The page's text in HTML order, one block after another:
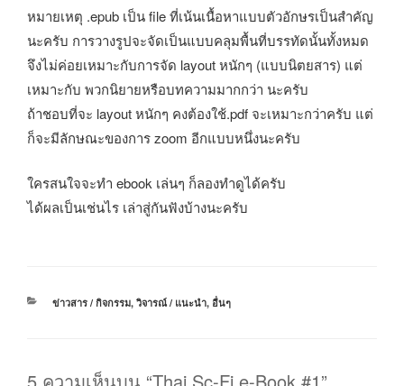
หมายเหตุ .epub เป็น file ที่เน้นเนื้อหาแบบตัวอักษรเป็นสำคัญ
นะครับ การวางรูปจะจัดเป็นแบบคลุมพื้นที่บรรทัดนั้นทั้งหมด
จึงไม่ค่อยเหมาะกับการจัด layout หนักๆ (แบบนิตยสาร) แต่
เหมาะกับ พวกนิยายหรือบทความมากกว่า นะครับ
ถ้าชอบที่จะ layout หนักๆ คงต้องใช้.pdf จะเหมาะกว่าครับ แต่
ก็จะมีลักษณะของการ zoom อีกแบบหนึ่งนะครับ
ใครสนใจจะทำ ebook เล่นๆ ก็ลองทำดูได้ครับ
ได้ผลเป็นเช่นไร เล่าสู่กันฟังบ้างนะครับ
หมวด
ข่าวสาร / กิจกรรม, วิจารณ์ / แนะนำ, อื่นๆ